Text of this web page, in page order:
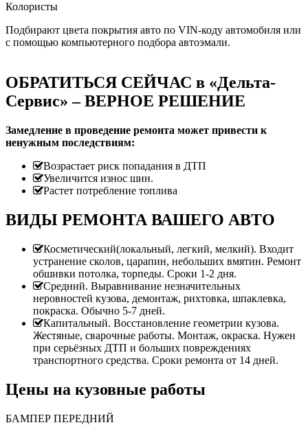
Колористы
Подбирают цвета покрытия авто по VIN-коду автомобиля или
с помощью компьютерного подбора автоэмали.
ОБРАТИТЬСЯ СЕЙЧАС в «Дельта-
Сервис» – ВЕРНОЕ РЕШЕНИЕ
Замедление в проведение ремонта может привести к
ненужным последствиям:
Возрастает риск попадания в ДТП
Увеличится износ шин.
Растет потребление топлива
ВИДЫ РЕМОНТА ВАШЕГО АВТО
Косметический(локальный, легкий, мелкий). Входит
устранение сколов, царапин, небольших вмятин. Ремонт
обшивки потолка, торпеды. Сроки 1-2 дня.
Средний. Выравнивание незначительных
неровностей кузова, демонтаж, рихтовка, шпаклевка,
покраска. Обычно 5-7 дней.
Капитальный. Восстановление геометрии кузова.
Жестяные, сварочные работы. Монтаж, окраска. Нужен
при серьёзных ДТП и больших повреждениях
транспортного средства. Сроки ремонта от 14 дней.
Цены на кузовные работы
БАМПЕР ПЕРЕДНИЙ